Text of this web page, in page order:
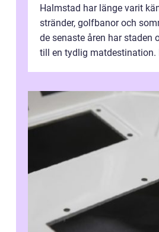
Halmstad har länge varit
stränder, golfbanor och
de senaste åren har staden
till en tydlig matdestination.